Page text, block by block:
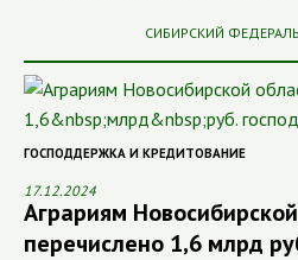
СИБИРСКИЙ
ГОСПОДДЕРЖКА И КРЕДИТОВАНИЕ
17.12.2024
Аграриям
перечислено 1,6 млрд